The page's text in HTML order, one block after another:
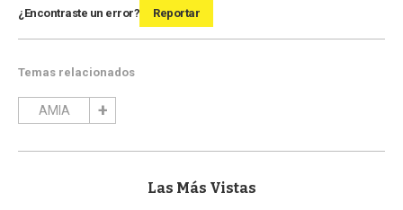
¿Encontraste un error? Reportar
Temas relacionados
AMIA
Las Más Vistas